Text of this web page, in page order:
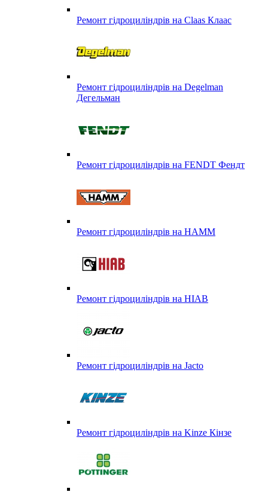
Ремонт гідроциліндрів на Claas Клаас
Ремонт гідроциліндрів на Degelman
Дегельман
Ремонт гідроциліндрів на FENDT Фендт
Ремонт гідроциліндрів на HAMM
Ремонт гідроциліндрів на HIAB
Ремонт гідроциліндрів на Jacto
Ремонт гідроциліндрів на Kinze Кінзе